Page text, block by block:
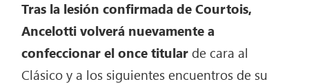
Tras la lesión confirmada de Courtois,
Ancelotti volverá nuevamente a
confeccionar el once titular de cara al
Clásico y a los siguientes encuentros de su